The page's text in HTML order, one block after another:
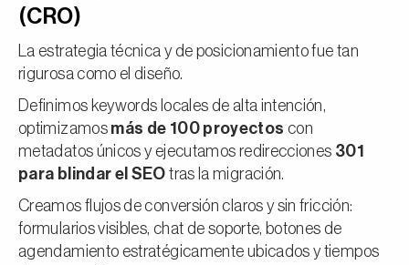
(CRO)
La estrategia técnica y de posicionamiento fue tan
rigurosa como el diseño.
Definimos keywords locales de alta intención,
optimizamos más de 100 proyectos con
metadatos únicos y ejecutamos redirecciones 301
para blindar el SEO tras la migración.
Creamos flujos de conversión claros y sin fricción:
formularios visibles, chat de soporte, botones de
agendamiento estratégicamente ubicados y tiempos